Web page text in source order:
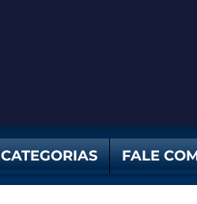
CATEGORIAS FALE